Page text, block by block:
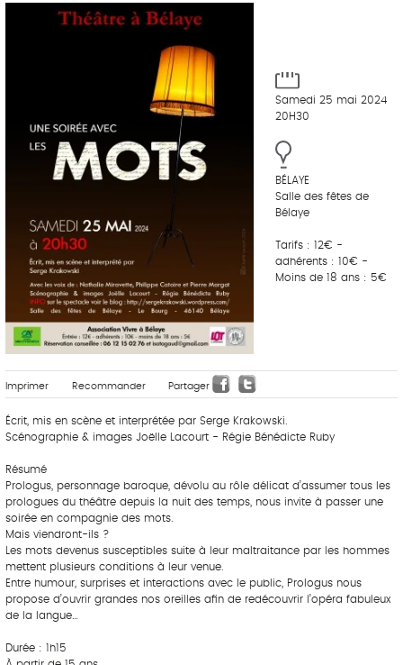
Samedi 25 mai 2024
20H30
BÉLAYE
Salle des fêtes de
Bélaye
Tarifs : 12€ -
adhérents : 10€ -
Moins de 18 ans : 5€
Imprimer Recommander Partager
Écrit, mis en scène et interprétée par Serge Krakowski.
Scénographie & images Joëlle Lacourt - Régie Bénédicte Ruby
Résumé
Prologus, personnage baroque, dévolu au rôle délicat d’assumer tous les
prologues du théâtre depuis la nuit des temps, nous invite à passer une
soirée en compagnie des mots.
Mais viendront-ils ?
Les mots devenus susceptibles suite à leur maltraitance par les hommes
mettent plusieurs conditions à leur venue.
Entre humour, surprises et interactions avec le public, Prologus nous
propose d’ouvrir grandes nos oreilles afin de redécouvrir l’opéra fabuleux
de la langue…
Durée : 1h15